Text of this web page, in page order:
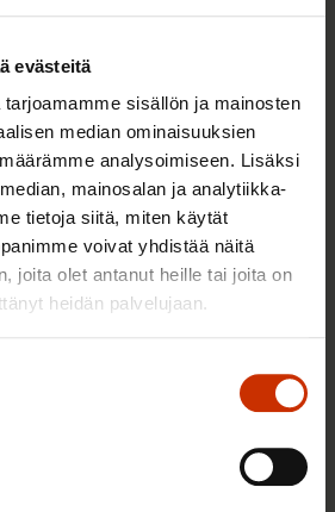
evästeitä
sisällön ja mainosten
median ominaisuuksien
analysoimiseen. Lisäksi
mainosalan ja analytiikka-
tietoja siitä, miten käytät
voivat yhdistää näitä
joita olet antanut heille tai joita on
heidän palvelujaan.
hallituksen
tukemiseksi
keskellä
ja fossiilisten